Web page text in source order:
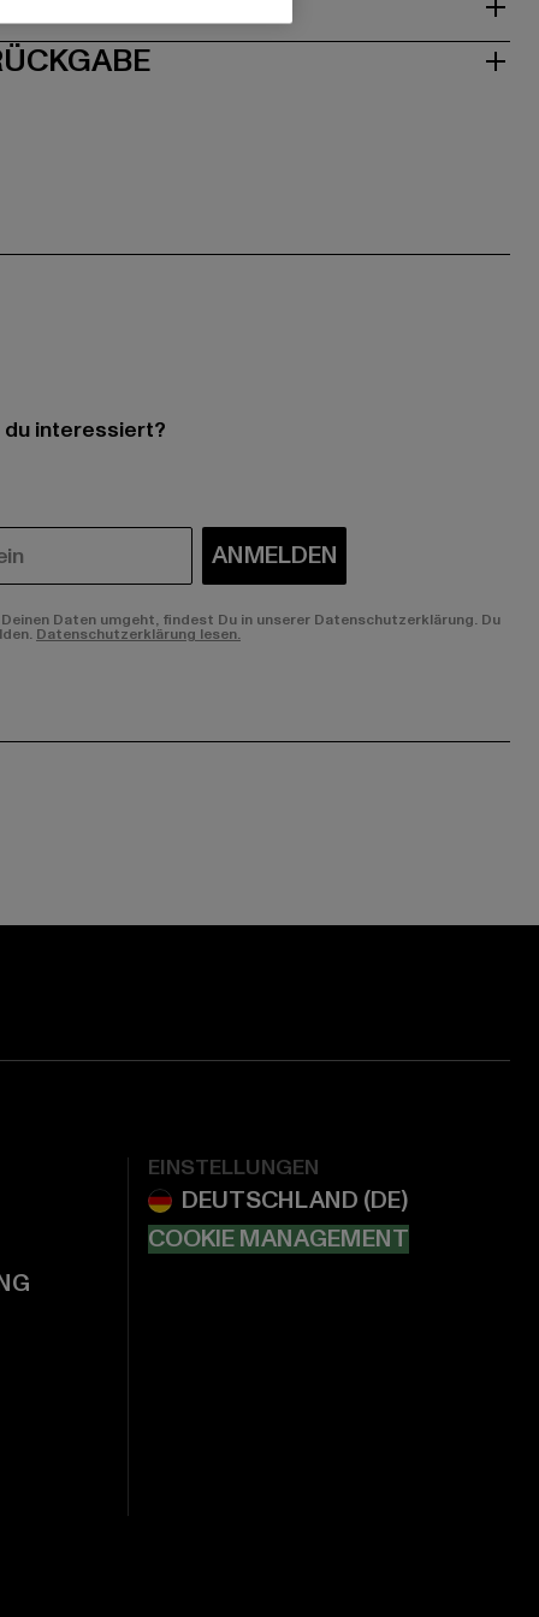
interessiert?
ANMELDEN
Daten umgeht, findest Du in unserer Datenschutzerklärung. Du
Datenschutzerklärung lesen.
EINSTELLUNGEN
COOKIE MANAGEMENT